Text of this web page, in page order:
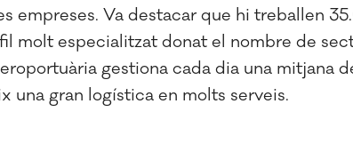
empreses. Va destacar que hi treballen
molt especialitzat donat el nombre de
gestiona cada dia una mitjana
una gran logística en molts serveis.